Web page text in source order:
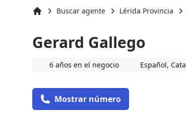
Buscar agente Lérida Provincia
Gerard Gallego
6 años en el negocio Español,
Mostrar número